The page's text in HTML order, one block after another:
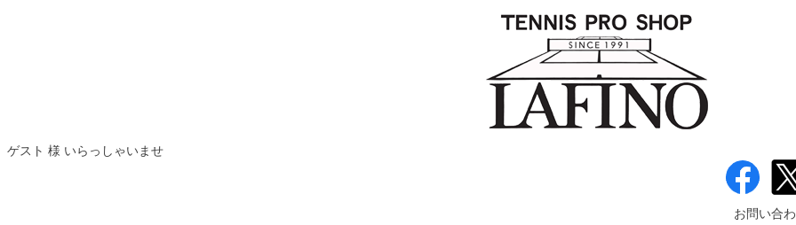
ゲスト 様 いらっしゃいませ
お問い合